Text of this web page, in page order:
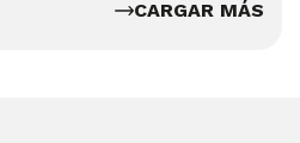
CARGAR MÁS